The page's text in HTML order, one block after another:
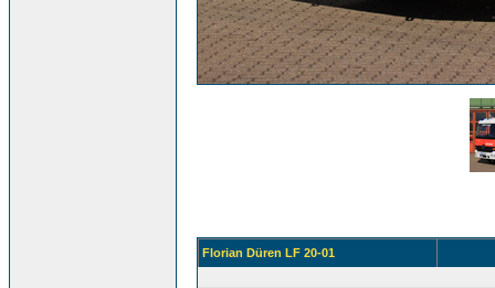
Florian Düren LF 20-01